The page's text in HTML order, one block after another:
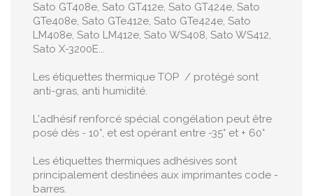
Sato GT408e, Sato GT412e, Sato GT424e, Sato
GTe408e, Sato GTe412e, Sato GTe424e, Sato
LM408e, Sato LM412e, Sato WS408, Sato WS412,
Sato X-3200E...
Les étiquettes thermique TOP / protégé sont
anti-gras, anti humidité.
L'adhésif renforcé spécial congélation peut être
posé dès - 10°, et est opérant entre -35° et + 60°
Les étiquettes thermiques adhésives sont
principalement destinées aux imprimantes code -
barres.